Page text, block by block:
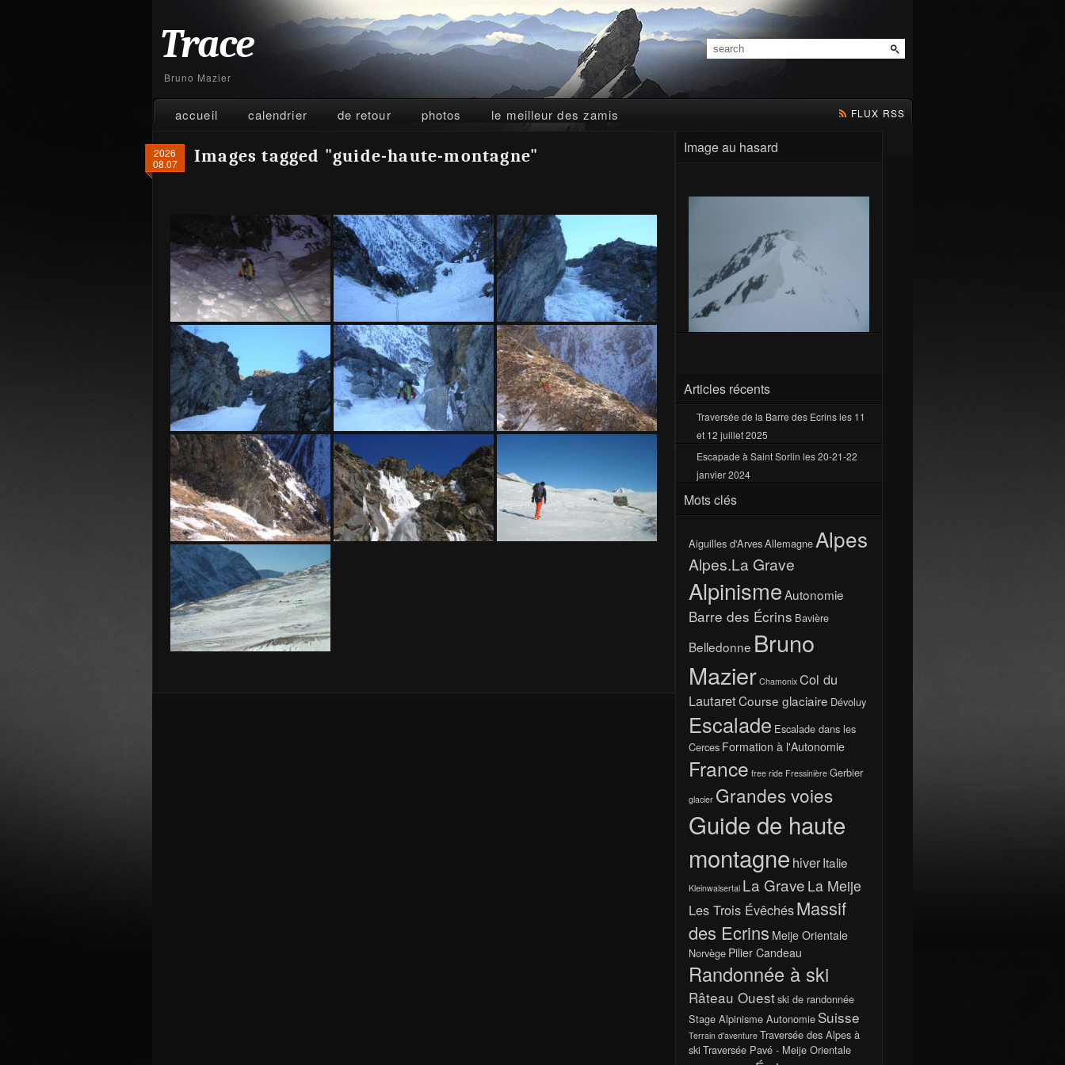
Trace
Bruno Mazier
accueil calendrier de retour photos le meilleur des zamis FLUX RSS
2026
08.07
Images tagged "guide-haute-montagne" Image au hasard
Articles récents
Traversée de la Barre des Ecrins les 11
et 12 juillet 2025
Escapade à Saint Sorlin les 20-21-22
janvier 2024
Mots clés
Aiguilles d'ArvesAllemagne Alpes
Alpes.La Grave
AlpinismeAutonomie
Barre des Écrins Bavière
Belledonne Bruno
Mazier Chamonix Col du
LautaretCourse glaciaire Dévoluy
Escalade Escalade dans les
Cerces Formation à l'Autonomie
France free ride Fressinière Gerbier
glacier Grandes voies
Guide de haute
montagne hiverItalie
Kleinwalsertal La Grave La Meije
Les Trois ÉvêchésMassif
des Ecrins Meije Orientale
Norvège Pilier Candeau
Randonnée à ski
Râteau Ouestski de randonnée
Stage Alpinisme Autonomie Suisse
Terrain d'aventure Traversée des Alpes à
ski Traversée Pavé - Meije Orientale